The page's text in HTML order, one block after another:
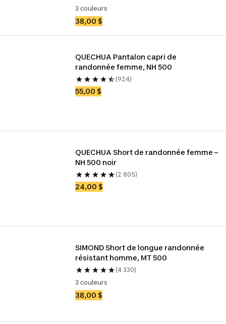
3 couleurs
38,00 $
QUECHUA Pantalon capri de
randonnée femme, NH 500
(924)
55,00 $
QUECHUA Short de randonnée femme –
NH 500 noir
(2 805)
24,00 $
SIMOND Short de longue randonnée
résistant homme, MT 500
(4 330)
3 couleurs
38,00 $